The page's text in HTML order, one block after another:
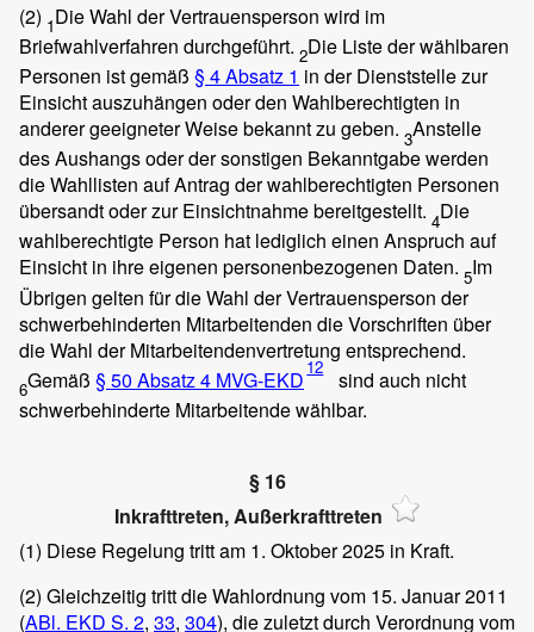
(2) 1Die Wahl der Vertrauensperson wird im
Briefwahlverfahren durchgeführt. 2Die Liste der wählbaren
Personen ist gemäß § 4 Absatz 1 in der Dienststelle zur
Einsicht auszuhängen oder den Wahlberechtigten in
anderer geeigneter Weise bekannt zu geben. 3Anstelle
des Aushangs oder der sonstigen Bekanntgabe werden
die Wahllisten auf Antrag der wahlberechtigten Personen
übersandt oder zur Einsichtnahme bereitgestellt. 4Die
wahlberechtigte Person hat lediglich einen Anspruch auf
Einsicht in ihre eigenen personenbezogenen Daten. 5Im
Übrigen gelten für die Wahl der Vertrauensperson der
schwerbehinderten Mitarbeitenden die Vorschriften über
die Wahl der Mitarbeitendenvertretung entsprechend.
6Gemäß § 50 Absatz 4 MVG-EKD 12
sind auch nicht
schwerbehinderte Mitarbeitende wählbar.
§ 16
Inkrafttreten, Außerkrafttreten
(1) Diese Regelung tritt am 1. Oktober 2025 in Kraft.
(2) Gleichzeitig tritt die Wahlordnung vom 15. Januar 2011
(ABl. EKD S. 2, 33, 304), die zuletzt durch Verordnung vom